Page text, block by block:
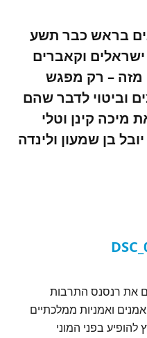
"רם2" נותנים בראש כבר תשע
וקאברים
מזה – רק מפגש
וביטוי לדבר שהם
מיכה קינן וטלי
בן שמעון ולינדה
את רנסנס התרבות
ואמניות ממלכתיים
בפני המוני